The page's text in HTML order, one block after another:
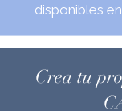
disponibles
Crea tu